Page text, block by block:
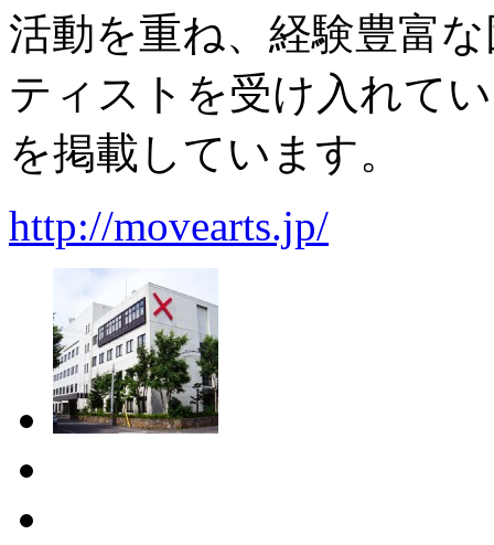
活動を重ね、経験豊富
ティストを受け入れて
を掲載しています。
http://movearts.jp/